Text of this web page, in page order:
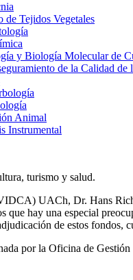
Tejidos Vegetales
y Biología Molecular de
de la Calidad
Animal
Instrumental
turismo y salud.
UACh, Dr. Hans
que hay una especial
de estos fondos,
por la Oficina de